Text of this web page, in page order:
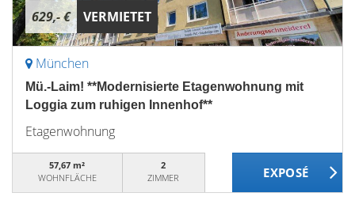
629,- € VERMIETET
München
Mü.-Laim! **Modernisierte Etagenwohnung mit
Loggia zum ruhigen Innenhof**
Etagenwohnung
57,67 m²
WOHNFLÄCHE
2
ZIMMER